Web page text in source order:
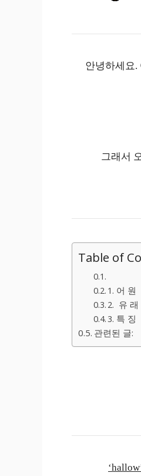
안녕하세요.
그래서
Table of
1. 어 원
2. 유 래
3. 특 징
관련된 글: